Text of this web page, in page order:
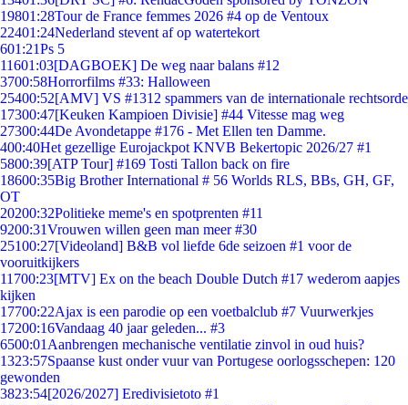
19801:28Tour de France femmes 2026 #4 op de Ventoux
22401:24Nederland stevent af op watertekort
601:21Ps 5
11601:03[DAGBOEK] De weg naar balans #12
3700:58Horrorfilms #33: Halloween
25400:52[AMV] VS #1312 spammers van de internationale rechtsorde
17300:47[Keuken Kampioen Divisie] #44 Vitesse mag weg
27300:44De Avondetappe #176 - Met Ellen ten Damme.
400:40Het gezellige Eurojackpot KNVB Bekertopic 2026/27 #1
5800:39[ATP Tour] #169 Tosti Tallon back on fire
18600:35Big Brother International # 56 Worlds RLS, BBs, GH, GF,
OT
20200:32Politieke meme's en spotprenten #11
9200:31Vrouwen willen geen man meer #30
25100:27[Videoland] B&B vol liefde 6de seizoen #1 voor de
vooruitkijkers
11700:23[MTV] Ex on the beach Double Dutch #17 wederom aapjes
kijken
17700:22Ajax is een parodie op een voetbalclub #7 Vuurwerkjes
17200:16Vandaag 40 jaar geleden... #3
6500:01 Aanbrengen mechanische ventilatie zinvol in oud huis?
1323:57Spaanse kust onder vuur van Portugese oorlogsschepen: 120
gewonden
3823:54[2026/2027] Eredivisietoto #1